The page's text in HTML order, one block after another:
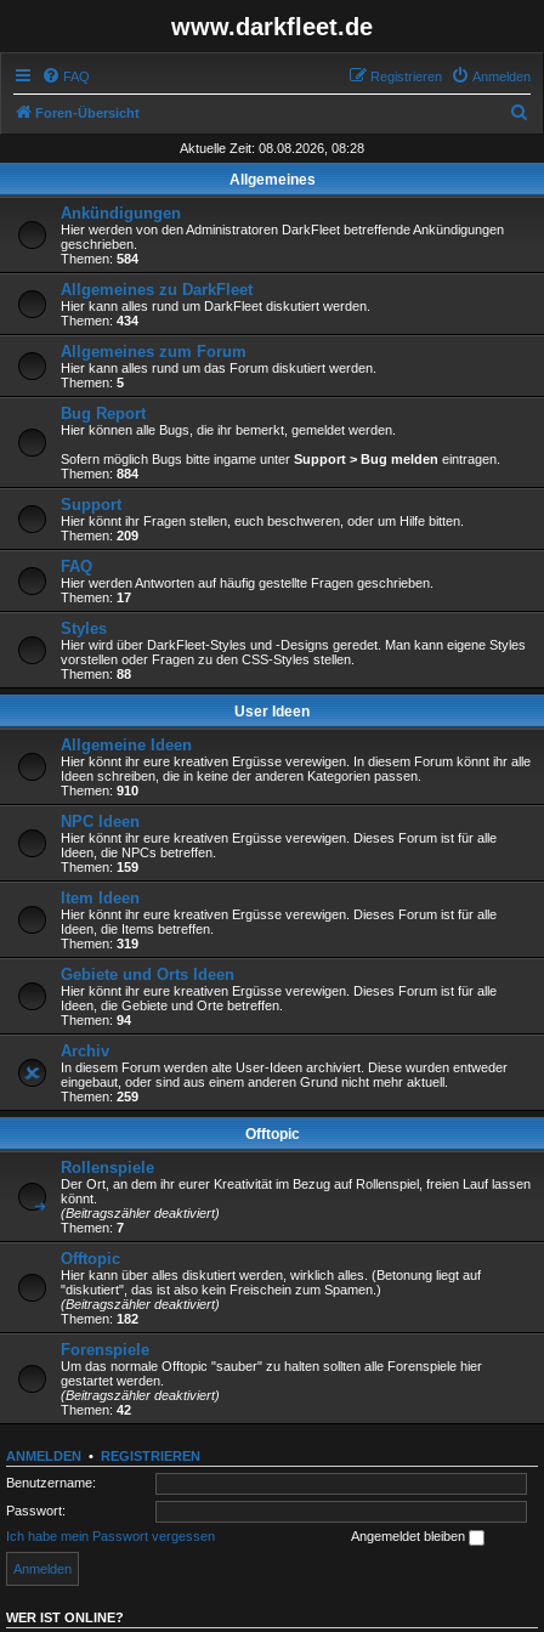
www.darkfleet.de
FAQ Anmelden
Registrieren
Foren-Übersicht
h
Aktuelle Zeit: 08.08.2026, 08:28
Allgemeines
Ankündigungen
Hier werden von den Administratoren DarkFleet betreffende Ankündigungen
geschrieben.
Themen: 584
Allgemeines zu DarkFleet
Hier kann alles rund um DarkFleet diskutiert werden.
Themen: 434
Allgemeines zum Forum
Hier kann alles rund um das Forum diskutiert werden.
Themen: 5
Bug Report
Hier können alle Bugs, die ihr bemerkt, gemeldet werden.
Sofern möglich Bugs bitte ingame unter Support > Bug melden eintragen.
Themen: 884
Support
Hier könnt ihr Fragen stellen, euch beschweren, oder um Hilfe bitten.
Themen: 209
FAQ
Hier werden Antworten auf häufig gestellte Fragen geschrieben.
Themen: 17
Styles
Hier wird über DarkFleet-Styles und -Designs geredet. Man kann eigene Styles
vorstellen oder Fragen zu den CSS-Styles stellen.
Themen: 88
User Ideen
Allgemeine Ideen
Hier könnt ihr eure kreativen Ergüsse verewigen. In diesem Forum könnt ihr alle
Ideen schreiben, die in keine der anderen Kategorien passen.
Themen: 910
NPC Ideen
Hier könnt ihr eure kreativen Ergüsse verewigen. Dieses Forum ist für alle
Ideen, die NPCs betreffen.
Themen: 159
Item Ideen
Hier könnt ihr eure kreativen Ergüsse verewigen. Dieses Forum ist für alle
Ideen, die Items betreffen.
Themen: 319
Gebiete und Orts Ideen
Hier könnt ihr eure kreativen Ergüsse verewigen. Dieses Forum ist für alle
Ideen, die Gebiete und Orte betreffen.
Themen: 94
Archiv
In diesem Forum werden alte User-Ideen archiviert. Diese wurden entweder
eingebaut, oder sind aus einem anderen Grund nicht mehr aktuell.
Themen: 259
Offtopic
Rollenspiele
Der Ort, an dem ihr eurer Kreativität im Bezug auf Rollenspiel, freien Lauf lassen
könnt.
(Beitragszähler deaktiviert)
Themen: 7
Offtopic
Hier kann über alles diskutiert werden, wirklich alles. (Betonung liegt auf
"diskutiert", das ist also kein Freischein zum Spamen.)
(Beitragszähler deaktiviert)
Themen: 182
Forenspiele
Um das normale Offtopic "sauber" zu halten sollten alle Forenspiele hier
gestartet werden.
(Beitragszähler deaktiviert)
Themen: 42
ANMELDEN • REGISTRIEREN
Benutzername:
Passwort:
Ich habe mein Passwort vergessen
Angemeldet bleiben
WER IST ONLINE?